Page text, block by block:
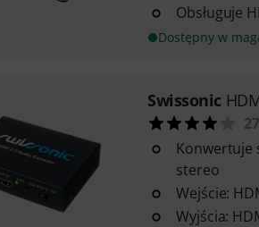
Obsługuje
Dostępny w
Swissonic
27
Konwertuje
stereo
Wejście:
Wyjścia: